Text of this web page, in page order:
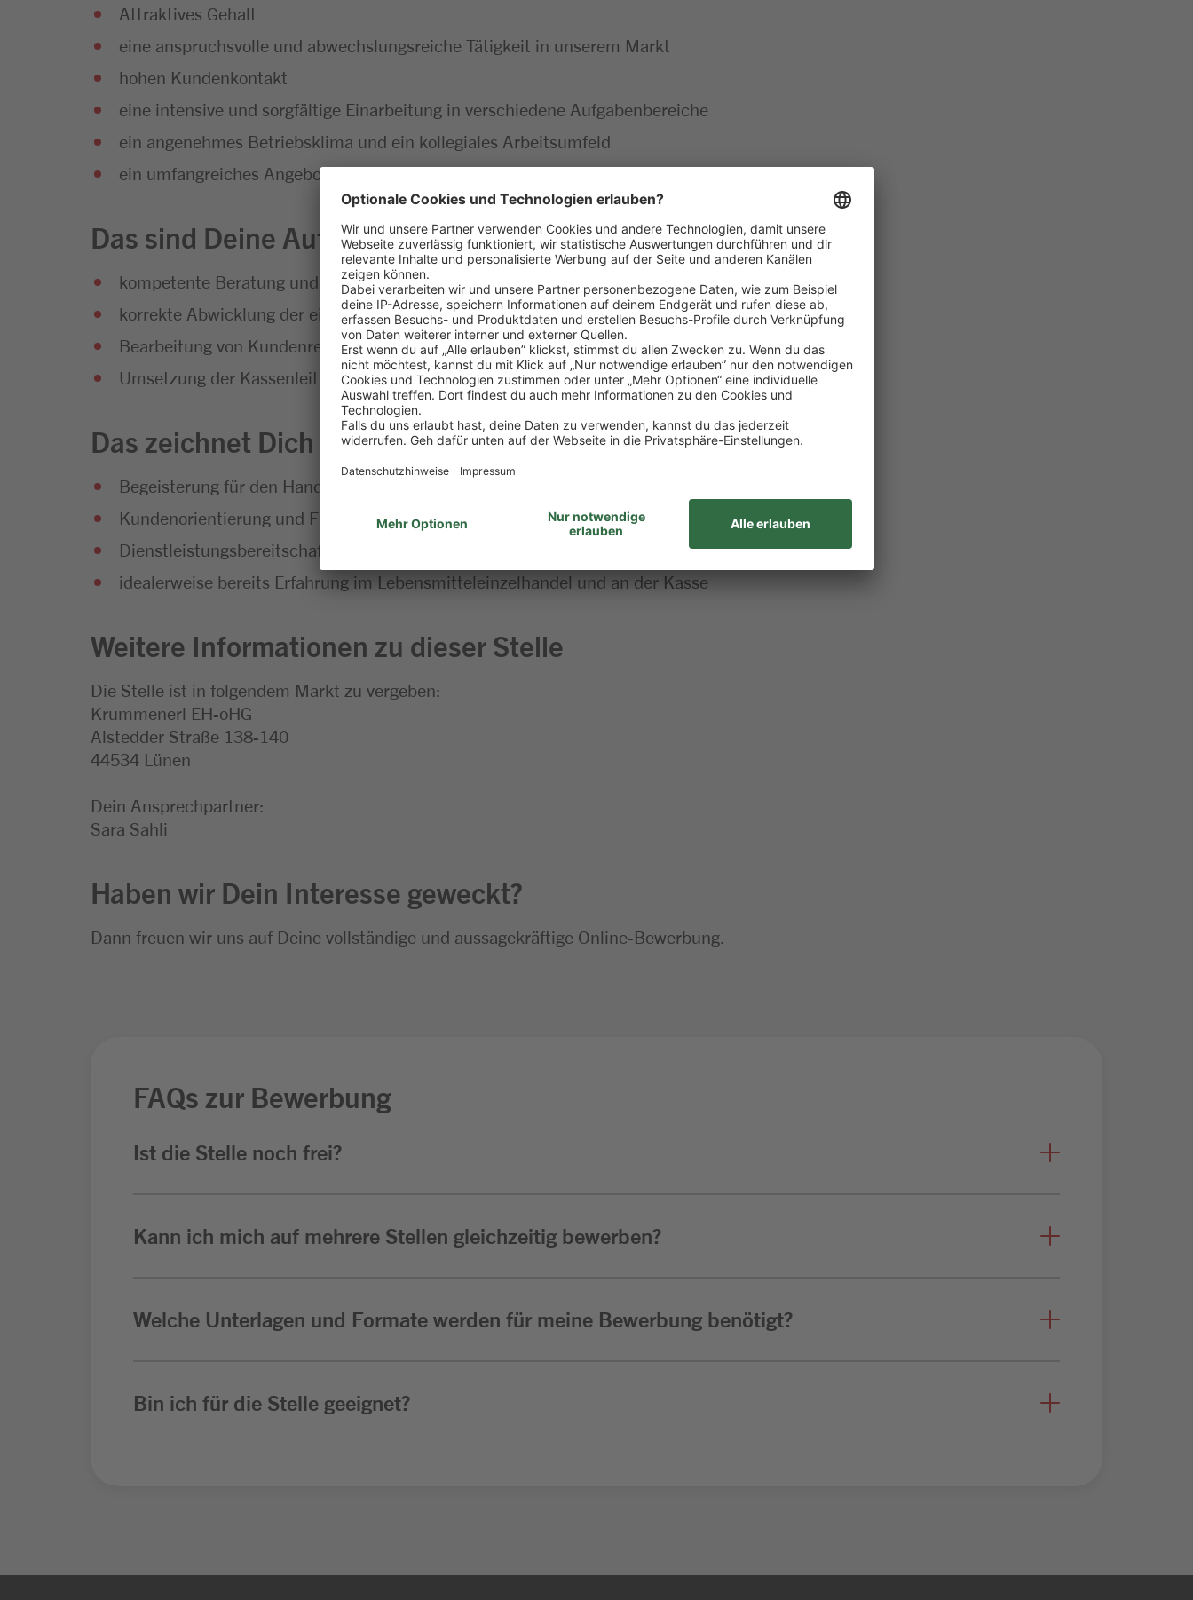
Attraktives Gehalt
eine anspruchsvolle und abwechslungsreiche Tätigkeit in unserem Markt
hohen Kundenkontakt
eine intensive und sorgfältige Einarbeitung in verschiedene Aufgabenbereiche
ein angenehmes Betriebsklima und ein kollegiales Arbeitsumfeld
ein umfangreiches Angebot an Weiterbildungsmöglichkeiten
Das sind Deine Aufgaben
kompetente Beratung und freundliche Ansprache der Kunden
korrekte Abwicklung der einzelnen Kassiervorgänge und Abrechnung der Scannerkasse
Bearbeitung von Kundenreklamationen
Umsetzung der Kassenleitlinien
Das zeichnet Dich aus
Begeisterung für den Handel und Freude am Umgang mit Menschen
Kundenorientierung und Freude am Umgang mit Menschen
Dienstleistungsbereitschaft, Verantwortungsbewusstsein und zeitliche Flexibilität
idealerweise bereits Erfahrung im Lebensmitteleinzelhandel und an der Kasse
Weitere Informationen zu dieser Stelle
Die Stelle ist in folgendem Markt zu vergeben:
Krummenerl EH-oHG
Alstedder Straße 138-140
44534 Lünen
Dein Ansprechpartner:
Sara Sahli
Haben wir Dein Interesse geweckt?
Dann freuen wir uns auf Deine vollständige und aussagekräftige Online-Bewerbung.
FAQs zur Bewerbung
Ist die Stelle noch frei?
Kann ich mich auf mehrere Stellen gleichzeitig bewerben?
Welche Unterlagen und Formate werden für meine Bewerbung benötigt?
Bin ich für die Stelle geeignet?